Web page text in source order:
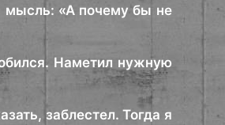
мысль: «А почему бы не
Наметил нужную
заблестел. Тогда я